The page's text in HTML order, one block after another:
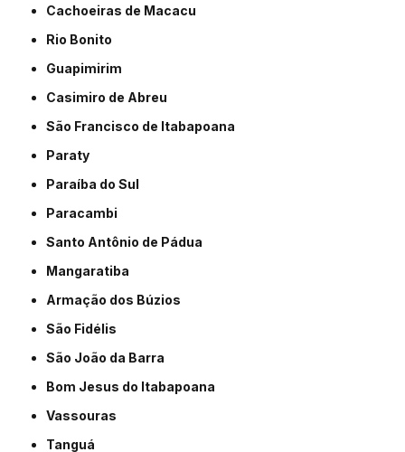
Cachoeiras de Macacu
Rio Bonito
Guapimirim
Casimiro de Abreu
São Francisco de Itabapoana
Paraty
Paraíba do Sul
Paracambi
Santo Antônio de Pádua
Mangaratiba
Armação dos Búzios
São Fidélis
São João da Barra
Bom Jesus do Itabapoana
Vassouras
Tanguá